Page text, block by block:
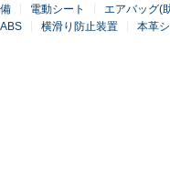
電動シート エアバッグ(
ABS 横滑り防止装置 本革